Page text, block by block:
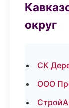
округ
СК
ООО